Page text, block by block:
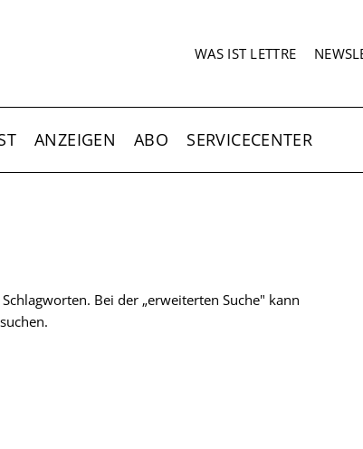
WAS IST LETTRE
ANZEIGEN ABO SERVICECENTER
Bei der „erweiterten Suche" kann